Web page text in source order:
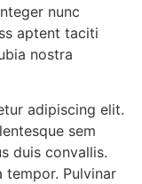
nunc
aptent taciti
nostra
adipiscing elit.
sem
duis convallis.
tempor. Pulvinar